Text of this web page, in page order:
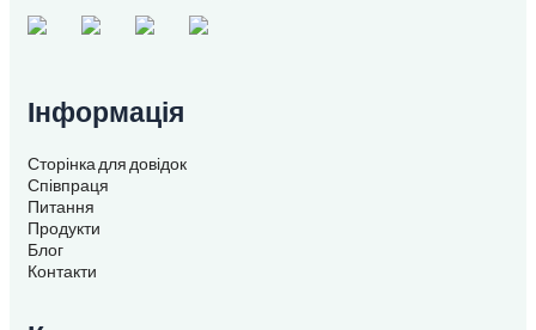
Інформація
Сторінка для довідок
Співпраця
Питання
Продукти
Блог
Контакти